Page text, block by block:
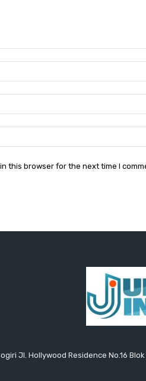
this browser for the next time I
Jl. Hollywood Residence No.16